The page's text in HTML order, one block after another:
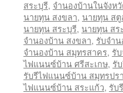
สระบุรี, จำนองบ้านในจังห
นายทุน สงขลา, นายทุน สตู
นายทุน สระบุรี, นายทุน สร
จำนองบ้าน สงขลา, รับจำ
จำนองบ้าน สมุทรสาคร, รั
ไฟแนนซ์บ้าน ศรีสะเกษ, รั
รับรีไฟแนนซ์บ้าน สมุทรปร
ไฟแนนซ์บ้าน สระแก้ว, รับ